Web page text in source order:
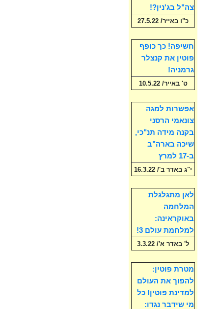
צה"ל בג'נין?!
כ"ו באייר/ 27.5.22
חשיפה! כך כופף
פוטין את קנצלר
גרמניה!
ט' באייר/ 10.5.22
אפשרות למגה
צונאמי הרסני
בקנה מידה תנ"כי,
שיכה בארה"ב
ב-17 למרץ
י"ג באדר ב'/ 16.3.22
לאן מתגלגלת
המלחמה
באוקראינה:
למלחמת עולם 3!
ל' באדר א'/ 3.3.22
מטרת פוטין:
להפוך את העולם
למדינת פוטין! כל
מי שידבר נגדו: